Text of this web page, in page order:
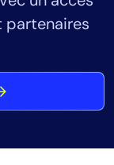
partenaires